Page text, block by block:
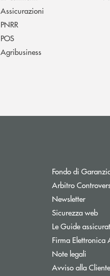
Assicurazioni
PNRR
POS
Agribusiness
Fondo di
Arbitro
NewsletterApre
Sicurezza web
Le Guide
Firma Elettronica
Note legali
Avviso alla